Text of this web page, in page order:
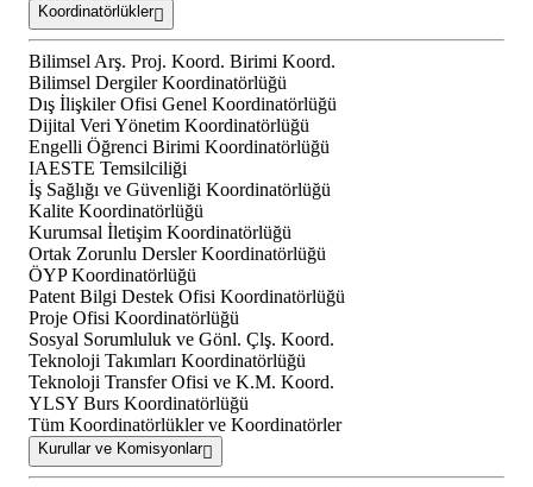
Koordinatörlükler
Bilimsel Arş. Proj. Koord. Birimi Koord.
Bilimsel Dergiler Koordinatörlüğü
Dış İlişkiler Ofisi Genel Koordinatörlüğü
Dijital Veri Yönetim Koordinatörlüğü
Engelli Öğrenci Birimi Koordinatörlüğü
IAESTE Temsilciliği
İş Sağlığı ve Güvenliği Koordinatörlüğü
Kalite Koordinatörlüğü
Kurumsal İletişim Koordinatörlüğü
Ortak Zorunlu Dersler Koordinatörlüğü
ÖYP Koordinatörlüğü
Patent Bilgi Destek Ofisi Koordinatörlüğü
Proje Ofisi Koordinatörlüğü
Sosyal Sorumluluk ve Gönl. Çlş. Koord.
Teknoloji Takımları Koordinatörlüğü
Teknoloji Transfer Ofisi ve K.M. Koord.
YLSY Burs Koordinatörlüğü
Tüm Koordinatörlükler ve Koordinatörler
Kurullar ve Komisyonlar